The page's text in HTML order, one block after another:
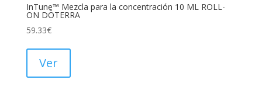
InTune™ Mezcla para la concentración 10 ML ROLL-
ON DŌTERRA
59.33€
Ver